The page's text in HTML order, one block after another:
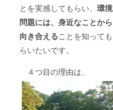
とを実感してもらい、 環境
問題には、身近なことから
向き合えることを知っても
らいたいです。
４つ目の理由は、